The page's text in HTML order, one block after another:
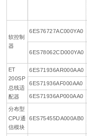
软控制
器
6ES76727AC000YA0
6ES78062CD000YA0
ET
200SP
总线适
配器
6ES71936AR000AA0
6ES71936AF000AA0
6ES71936AP000AA0
分布型
CPU通
信模块
6ES75455DA000AB0